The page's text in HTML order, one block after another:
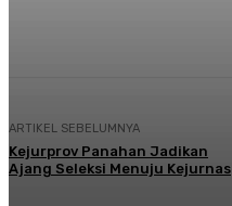
ARTIKEL SEBELUMNYA
Kejurprov Panahan Jadikan
Ajang Seleksi Menuju Kejurnas